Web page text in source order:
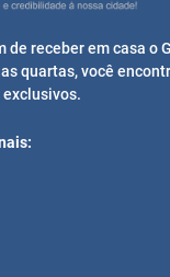
de receber em casa o
quartas, você